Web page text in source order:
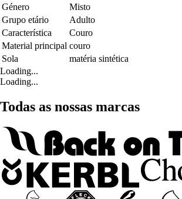
Género
Misto
Grupo etário
Adulto
Característica
Couro
Material principal couro
Sola
matéria sintética
Loading...
Loading...
Todas as nossas marcas